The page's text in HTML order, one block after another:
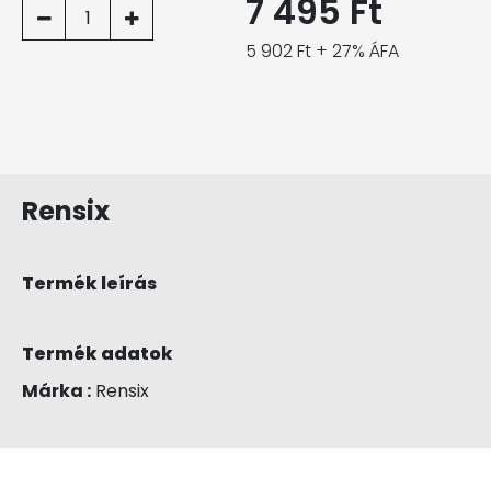
1 7 495 Ft
5 902 Ft + 27% ÁFA
Rensix
Termék leírás
Termék adatok
Márka : Rensix